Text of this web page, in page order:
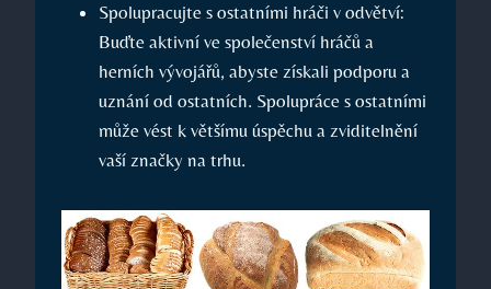
Spolupracujte s ostatními hráči v odvětví:
Buďte aktivní ve společenství hráčů a
herních vývojářů, abyste získali podporu a
uznání od ostatních. Spolupráce s ostatními
může vést k většímu úspěchu a zviditelnění
vaší značky na trhu.